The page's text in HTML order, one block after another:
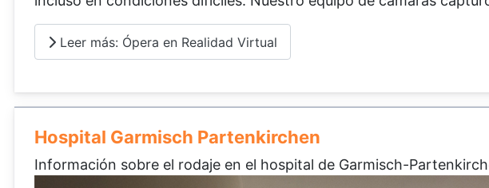
Leer más: Ópera en Realidad Virtual
Hospital Garmisch Partenkirchen
Información sobre el rodaje en el hospital de Garmisch-